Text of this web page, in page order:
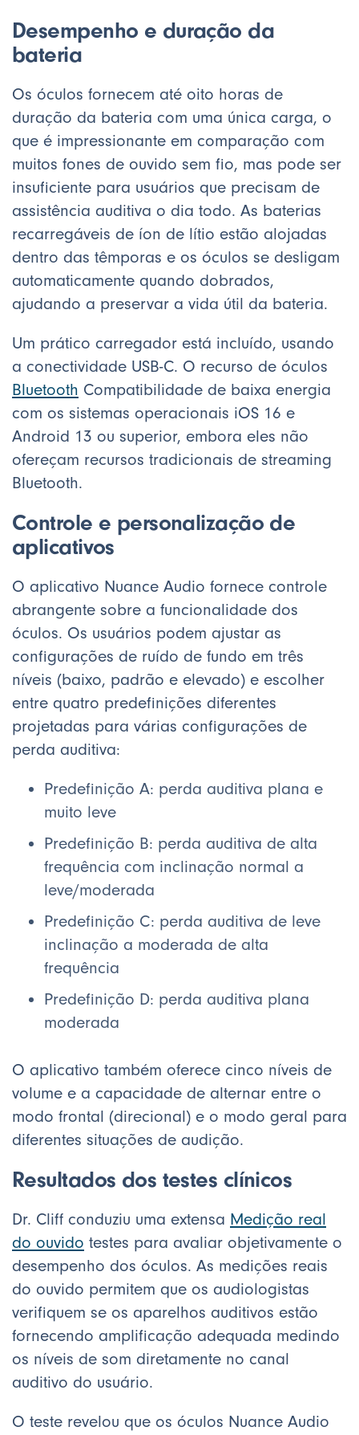
Desempenho e duração da
bateria
Os óculos fornecem até oito horas de
duração da bateria com uma única carga, o
que é impressionante em comparação com
muitos fones de ouvido sem fio, mas pode ser
insuficiente para usuários que precisam de
assistência auditiva o dia todo. As baterias
recarregáveis de íon de lítio estão alojadas
dentro das têmporas e os óculos se desligam
automaticamente quando dobrados,
ajudando a preservar a vida útil da bateria.
Um prático carregador está incluído, usando
a conectividade USB-C. O recurso de óculos
Bluetooth Compatibilidade de baixa energia
com os sistemas operacionais iOS 16 e
Android 13 ou superior, embora eles não
ofereçam recursos tradicionais de streaming
Bluetooth.
Controle e personalização de
aplicativos
O aplicativo Nuance Audio fornece controle
abrangente sobre a funcionalidade dos
óculos. Os usuários podem ajustar as
configurações de ruído de fundo em três
níveis (baixo, padrão e elevado) e escolher
entre quatro predefinições diferentes
projetadas para várias configurações de
perda auditiva:
Predefinição A: perda auditiva plana e
muito leve
Predefinição B: perda auditiva de alta
frequência com inclinação normal a
leve/moderada
Predefinição C: perda auditiva de leve
inclinação a moderada de alta
frequência
Predefinição D: perda auditiva plana
moderada
O aplicativo também oferece cinco níveis de
volume e a capacidade de alternar entre o
modo frontal (direcional) e o modo geral para
diferentes situações de audição.
Resultados dos testes clínicos
Dr. Cliff conduziu uma extensa Medição real
do ouvido testes para avaliar objetivamente o
desempenho dos óculos. As medições reais
do ouvido permitem que os audiologistas
verifiquem se os aparelhos auditivos estão
fornecendo amplificação adequada medindo
os níveis de som diretamente no canal
auditivo do usuário.
O teste revelou que os óculos Nuance Audio